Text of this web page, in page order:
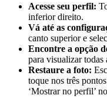
Acesse seu perfil:
⁢inferior direito.
Vá até ‍as
canto‌ superior e
Encontre a opção
para visualizar todas
Restaure a‌ foto:
toque‍ nos ⁢três
‘Mostrar ⁣no ⁤perfil’